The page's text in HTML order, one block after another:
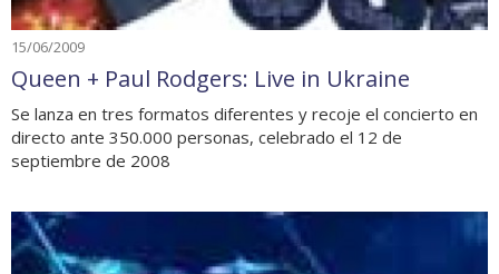
15/06/2009
Queen + Paul Rodgers: Live in Ukraine
Se lanza en tres formatos diferentes y recoje el concierto en
directo ante 350.000 personas, celebrado el 12 de
septiembre de 2008